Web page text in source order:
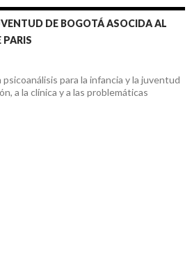
DE BOGOTÁ ASOCIDA AL
para la infancia y la juventud
a la clínica y a las problemáticas